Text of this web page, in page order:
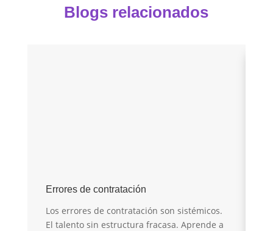
Blogs relacionados
Errores de contratación
Los errores de contratación son sistémicos.
El talento sin estructura fracasa. Aprende a